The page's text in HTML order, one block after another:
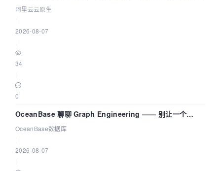
拓扑可视化构建 AI 流量治理底座
阿里云云原生
2026-08-07
34
0
OceanBase 聊聊 Graph Engineering —— 别让一个
Agent 既当运动员又
OceanBase数据库
2026-08-07